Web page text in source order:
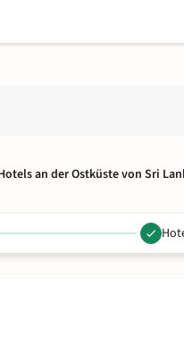
an der Ostküste von Sri